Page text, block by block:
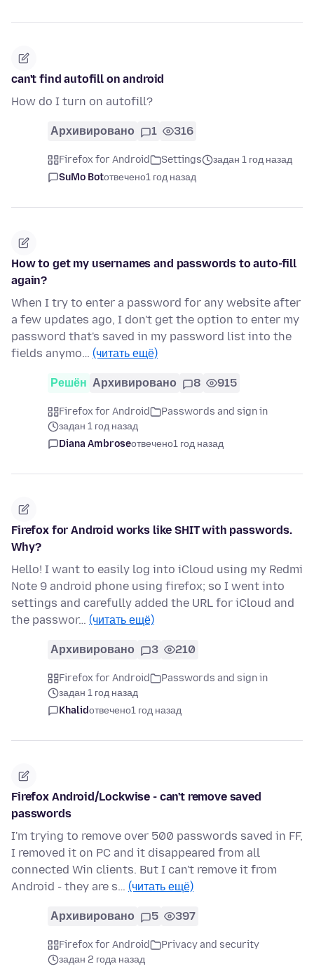
can't find autofill on android
How do I turn on autofill?
Архивировано 1 316
Firefox for Android Settings
задан 1 год назад
SuMo Botотвечено1 год назад
How to get my usernames and passwords to auto-fill
again?
When I try to enter a password for any website after
a few updates ago, I don't get the option to enter my
password that's saved in my password list into the
fields anymo… (читать ещё)
Решён Архивировано 8 915
Firefox for Android
Passwords and sign in
задан 1 год назад
Diana Ambroseотвечено1 год назад
Firefox for Android works like SHIT with passwords.
Why?
Hello! I want to easily log into iCloud using my Redmi
Note 9 android phone using firefox; so I went into
settings and carefully added the URL for iCloud and
the passwor… (читать ещё)
Архивировано 3 210
Firefox for Android
Passwords and sign in
задан 1 год назад
Khalidотвечено1 год назад
Firefox Android/Lockwise - can't remove saved
passwords
I'm trying to remove over 500 passwords saved in FF,
I removed it on PC and it disappeared from all
connected Win clients. But I can't remove it from
Android - they are s… (читать ещё)
Архивировано 5 397
Firefox for Android
Privacy and security
задан 2 года назад